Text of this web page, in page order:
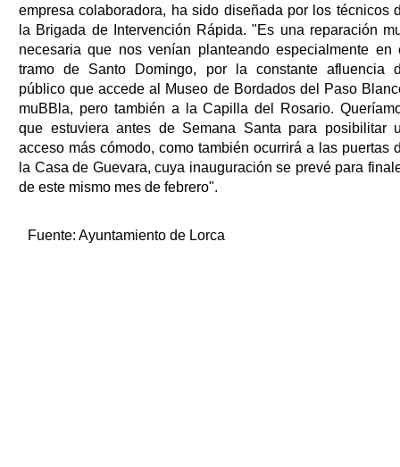
empresa colaboradora, ha sido diseñada por los técnicos
la Brigada de Intervención Rápida. "Es una reparación
necesaria que nos venían planteando especialmente en
tramo de Santo Domingo, por la constante afluencia
público que accede al Museo de Bordados del Paso
muBBla, pero también a la Capilla del Rosario.
que estuviera antes de Semana Santa para posibilitar
acceso más cómodo, como también ocurrirá a las puertas
la Casa de Guevara, cuya inauguración se prevé para
de este mismo mes de febrero".
Fuente: Ayuntamiento de Lorca